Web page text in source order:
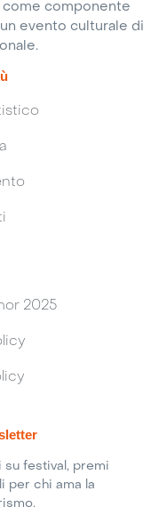
come componente
evento culturale di
2025
festival, premi
per chi ama la